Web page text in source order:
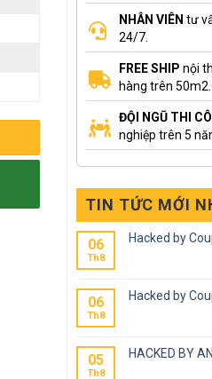
NHÂN VIÊN tư
24/7.
FREE SHIP nội
hàng trên 50m2.
ĐỘI NGŨ THI
nghiệp trên 5
TIN TỨC MỚI
06
Th8
Hacked by
06
Th8
Hacked by
05
Th8
HACKED BY